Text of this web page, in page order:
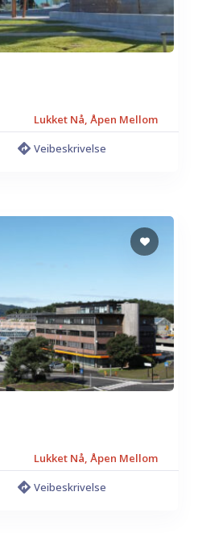
Lukket Nå, Åpen Mellom
Veibeskrivelse
Lukket Nå, Åpen Mellom
Veibeskrivelse